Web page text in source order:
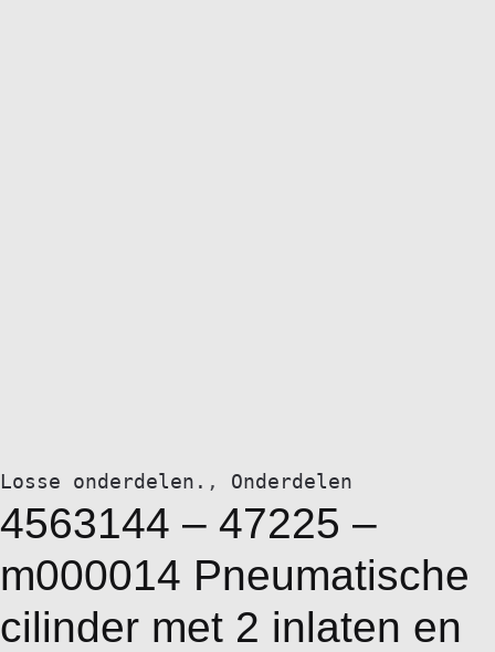
Losse onderdelen. , Onderdelen
4563144 – 47225 –
m000014 Pneumatische
cilinder met 2 inlaten en